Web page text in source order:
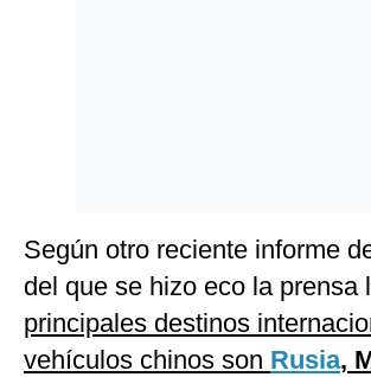
Según otro reciente informe
del que se hizo eco la prensa
principales destinos
vehículos chinos son Rusia,